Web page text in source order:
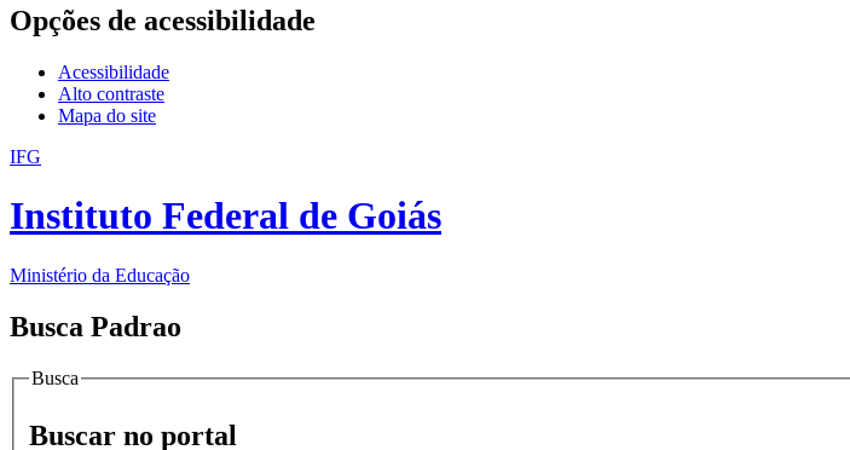
Opções de acessibilidade
Acessibilidade
Alto contraste
Mapa do site
IFG
Instituto Federal de Goiás
Ministério da Educação
Busca Padrao
Busca
Buscar no portal